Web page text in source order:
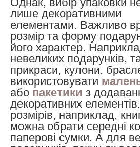
лише декоративними
елементами. Важливо
розмір та форму
його характер.
невеликих подарунків,
прикраси, кулони,
використовувати
або пакетики з
декоративних
розмірів, наприклад,
можна обрати середні
паперові сумки. А для